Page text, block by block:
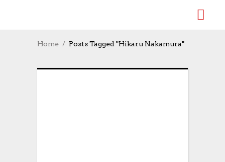
Home Posts Tagged "Hikaru Nakamura"